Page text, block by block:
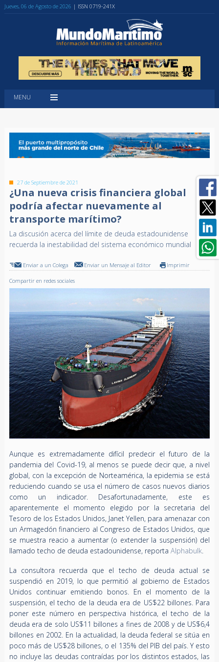
Jueves, 06 de Agosto de 2026 | ISSN 0719-241X
MENU
27 de Septiembre de 2021
¿Una nueva crisis financiera global
podría afectar nuevamente al
transporte marítimo?
La discusión acerca del límite de deuda estadounidense
recuerda la inestabilidad del sistema económico mundial
Enviar a un Colega Enviar un Mensaje al Editor Imprimir
Compartir en redes sociales
Aunque es extremadamente difícil predecir el futuro de la
pandemia del Covid-19, al menos se puede decir que, a nivel
global, con la excepción de Norteamérica, la epidemia se está
reduciendo cuando se usa el número de casos nuevos diarios
como un indicador. Desafortunadamente, este es
aparentemente el momento elegido por la secretaria del
Tesoro de los Estados Unidos, Janet Yellen, para amenazar con
un Armagedón financiero al Congreso de Estados Unidos, que
se muestra reacio a aumentar (o extender la suspensión) del
llamado techo de deuda estadounidense, reporta Alphabulk.
La consultora recuerda que el techo de deuda actual se
suspendió en 2019, lo que permitió al gobierno de Estados
Unidos continuar emitiendo bonos. En el momento de la
suspensión, el techo de la deuda era de US$22 billones. Para
poner este número en perspectiva histórica, el techo de la
deuda era de solo US$11 billones a fines de 2008 y de US$6,4
billones en 2002. En la actualidad, la deuda federal se sitúa en
poco más de US$28 billones, o el 135% del PIB del país. Y esto
no incluye las deudas contraídas por los distintos estados, las